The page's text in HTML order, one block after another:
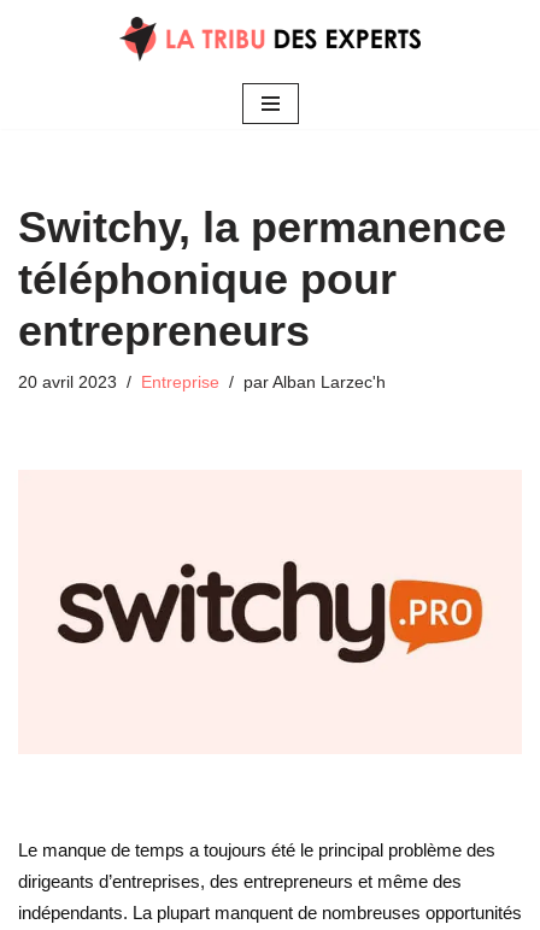
Switchy, la permanence
téléphonique pour
entrepreneurs
20 avril 2023 Entreprise par Alban Larzec'h
Le manque de temps a toujours été le principal problème des
dirigeants d’entreprises, des entrepreneurs et même des
indépendants. La plupart manquent de nombreuses opportunités